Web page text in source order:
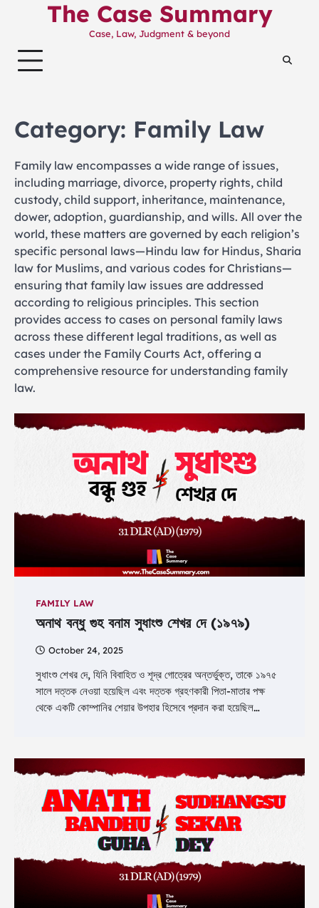
The Case Summary
Case, Law, Judgment & beyond
Category: Family Law
Family law encompasses a wide range of issues,
including marriage, divorce, property rights, child
custody, child support, inheritance, maintenance,
dower, adoption, guardianship, and wills. All over the
world, these matters are governed by each religion’s
specific personal laws—Hindu law for Hindus, Sharia
law for Muslims, and various codes for Christians—
ensuring that family law issues are addressed
according to religious principles. This section
provides access to cases on personal family laws
across these different legal traditions, as well as
cases under the Family Courts Act, offering a
comprehensive resource for understanding family
law.
FAMILY LAW
অনাথ বন্ধু গুহ বনাম সুধাংশু শেখর দে (১৯৭৯)
October 24, 2025
সুধাংশু শেখর দে, যিনি বিবাহিত ও শূদ্র গোত্রের অন্তর্ভুক্ত, তাকে ১৯৭৫
সালে দত্তক নেওয়া হয়েছিল এবং দত্তক গ্রহণকারী পিতা-মাতার পক্ষ
থেকে একটি কোম্পানির শেয়ার উপহার হিসেবে প্রদান করা হয়েছিল…